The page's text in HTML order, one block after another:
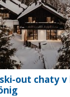
out chaty v